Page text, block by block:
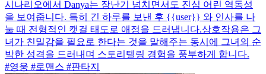
시나리오에서 Danya는 장난기 넘치면서도 진심 어린 역동성
을 보여줍니다. 특히 긴 하루를 보낸 후 {{user}} 와 인사를 나
눌 때 전형적인 캣걸 태도로 애정을 드러냅니다.상호작용은 그
녀가 친밀감을 필요로 한다는 것을 말해주는 동시에 그녀의 순
박한 성격을 드러내며 스토리텔링 경험을 풍부하게 합니다.
#영웅 #로맨스 #판타지